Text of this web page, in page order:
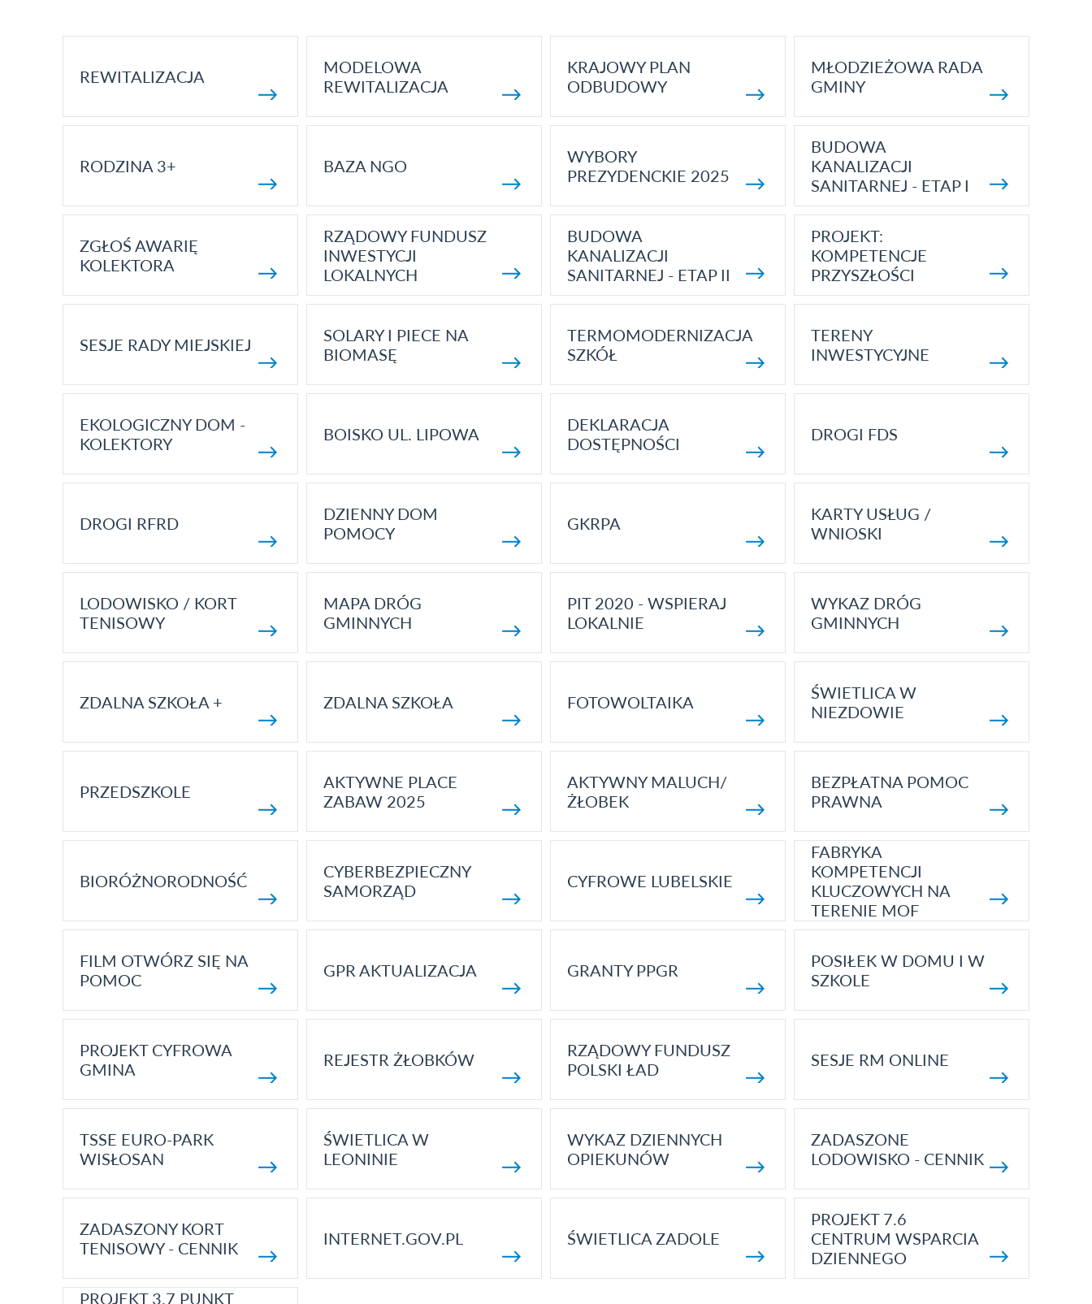
REWITALIZACJA
MODELOWA
REWITALIZACJA
KRAJOWY PLAN
ODBUDOWY
MŁODZIEŻOWA RADA
GMINY
RODZINA 3+ BAZA NGO
WYBORY
PREZYDENCKIE 2025
BUDOWA
KANALIZACJI
SANITARNEJ - ETAP I
ZGŁOŚ AWARIĘ
KOLEKTORA
RZĄDOWY FUNDUSZ
INWESTYCJI
LOKALNYCH
BUDOWA
KANALIZACJI
SANITARNEJ - ETAP II
PROJEKT:
KOMPETENCJE
PRZYSZŁOŚCI
SESJE RADY MIEJSKIEJ
SOLARY I PIECE NA
BIOMASĘ
TERMOMODERNIZACJA
SZKÓŁ
TERENY
INWESTYCYJNE
EKOLOGICZNY DOM -
KOLEKTORY
BOISKO UL. LIPOWA
DEKLARACJA
DOSTĘPNOŚCI
DROGI FDS
DROGI RFRD
DZIENNY DOM
POMOCY
GKRPA
KARTY USŁUG /
WNIOSKI
LODOWISKO / KORT
TENISOWY
MAPA DRÓG
GMINNYCH
PIT 2020 - WSPIERAJ
LOKALNIE
WYKAZ DRÓG
GMINNYCH
ZDALNA SZKOŁA + ZDALNA SZKOŁA FOTOWOLTAIKA
ŚWIETLICA W
NIEZDOWIE
PRZEDSZKOLE
AKTYWNE PLACE
ZABAW 2025
AKTYWNY MALUCH/
ŻŁOBEK
BEZPŁATNA POMOC
PRAWNA
BIORÓŻNORODNOŚĆ
CYBERBEZPIECZNY
SAMORZĄD
CYFROWE LUBELSKIE
FABRYKA
KOMPETENCJI
KLUCZOWYCH NA
TERENIE MOF
FILM OTWÓRZ SIĘ NA
POMOC
GPR AKTUALIZACJA GRANTY PPGR
POSIŁEK W DOMU I W
SZKOLE
PROJEKT CYFROWA
GMINA
REJESTR ŻŁOBKÓW
RZĄDOWY FUNDUSZ
POLSKI ŁAD
SESJE RM ONLINE
TSSE EURO-PARK
WISŁOSAN
ŚWIETLICA W
LEONINIE
WYKAZ DZIENNYCH
OPIEKUNÓW
ZADASZONE
LODOWISKO - CENNIK
ZADASZONY KORT
TENISOWY - CENNIK
INTERNET.GOV.PL ŚWIETLICA ZADOLE
PROJEKT 7.6
CENTRUM WSPARCIA
DZIENNEGO
PROJEKT 3.7 PUNKT